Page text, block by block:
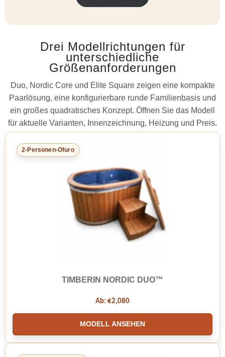
Drei Modellrichtungen für
unterschiedliche
Größenanforderungen
Duo, Nordic Core und Elite Square zeigen eine kompakte
Paarlösung, eine konfigurierbare runde Familienbasis und
ein großes quadratisches Konzept. Öffnen Sie das Modell
für aktuelle Varianten, Innenzeichnung, Heizung und Preis.
2-Personen-Ofuro
TIMBERIN NORDIC DUO™
Ab: €2,080
MODELL ANSEHEN